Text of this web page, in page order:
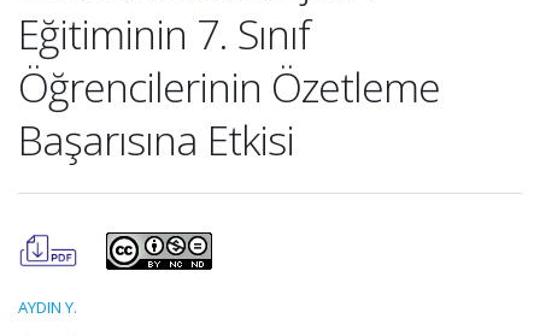
Eğitiminin 7. Sınıf
Öğrencilerinin Özetleme
Başarısına Etkisi
AYDIN Y.